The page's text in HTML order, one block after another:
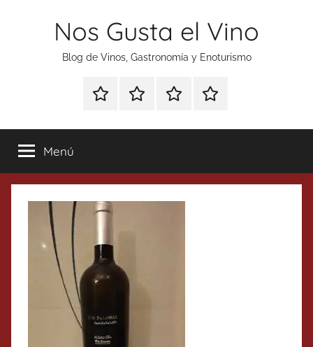
Nos Gusta el Vino
Blog de Vinos, Gastronomía y Enoturismo
Especial
Tonics
Enoturismo
Gastronomía
RankingContacto
Menú